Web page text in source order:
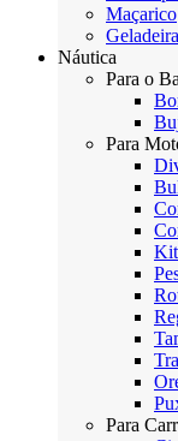
Maçarico
Náutica
Para o
Para
Para